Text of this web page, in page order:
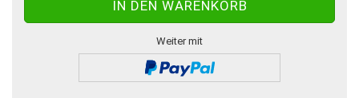
Weiter mit